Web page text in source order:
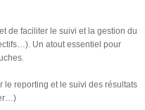
de faciliter le suivi et la gestion du
Un atout essentiel pour
le reporting et le suivi des résultats